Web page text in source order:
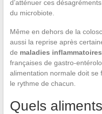
d’atténuer ces
du microbiote.
Même en dehors de la
aussi la reprise après
de maladies
françaises de gastro-
alimentation normale doit se
le rythme de chacun.
Quels